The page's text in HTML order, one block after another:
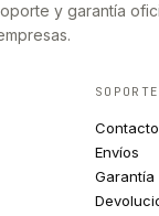
y garantía
SOPORTE
Contacto
Envíos
Garantía